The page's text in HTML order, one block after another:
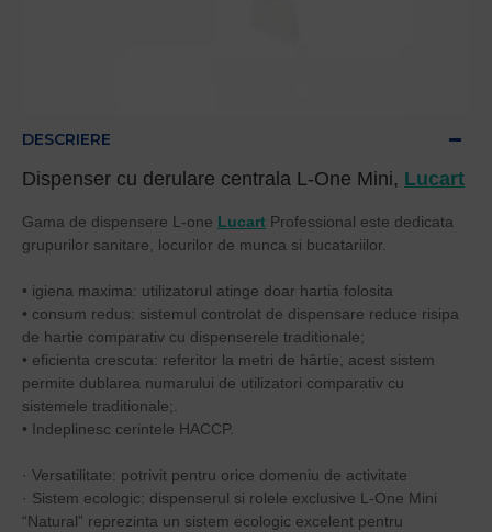
DESCRIERE
Dispenser cu derulare centrala L-One Mini, Lucart
Gama de dispensere L-one Lucart Professional este dedicata
grupurilor sanitare, locurilor de munca si bucatariilor.
• igiena maxima: utilizatorul atinge doar hartia folosita
• consum redus: sistemul controlat de dispensare reduce risipa
de hartie comparativ cu dispenserele traditionale;
• eficienta crescuta: referitor la metri de hârtie, acest sistem
permite dublarea numarului de utilizatori comparativ cu
sistemele traditionale;.
• Indeplinesc cerintele HACCP.
· Versatilitate: potrivit pentru orice domeniu de activitate
· Sistem ecologic: dispenserul si rolele exclusive L-One Mini
“Natural” reprezinta un sistem ecologic excelent pentru